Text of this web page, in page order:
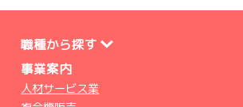
職種から探す
事業案内
人材サービス業